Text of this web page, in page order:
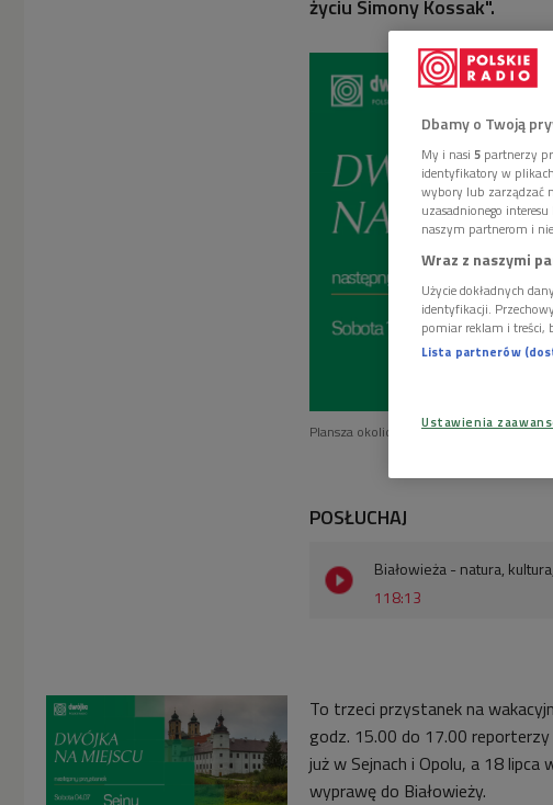
życiu Simony Kossak".
Plansza okolicznościowa Foto: Polskie
POSŁUCHAJ
118:13
Białowieża - natura,
To trzeci przystanek na
godz. 15.00 do 17.00
już w Sejnach i Opolu, a 18
wyprawę do Białowieży.
Dbamy o Twoją
My i nasi 5 partnerzy
identyfikatory w
wybory lub zarządzać
uzasadnionego
naszym partnerom i
Wraz z naszymi
Użycie dokładnych
identyfikacji.
pomiar reklam i treści,
Lista partnerów
Ustawienia